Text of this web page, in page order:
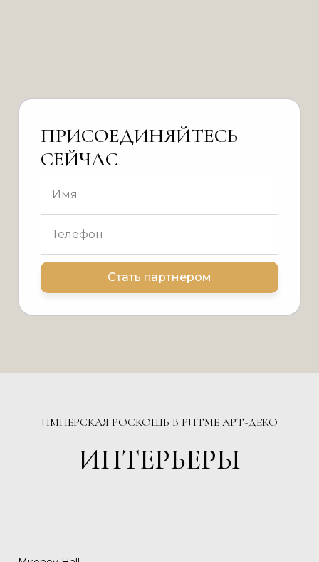
ПРИСОЕДИНЯЙТЕСЬ
СЕЙЧАС
Стать партнером
ИМПЕРСКАЯ РОСКОШЬ В РИТМЕ АРТ-ДЕКО
ИНТЕРЬЕРЫ